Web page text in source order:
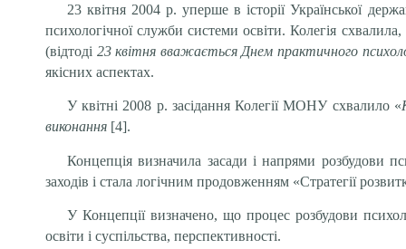
23 квітня 2004 р. уперше в історії Української
психологічної служби системи освіти. Колегія
(відтоді 23 квітня вважається Днем практичного
якісних аспектах.
У квітні 2008 р. засідання Колегії МОНУ схвалило «
виконання [4].
Концепція визначила засади і напрями розбудови
заходів і стала логічним продовженням «Стратегії
У Концепції визначено, що процес розбудови
освіти і суспільства, перспективності.